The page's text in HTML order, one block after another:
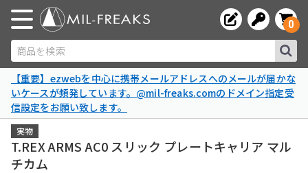
商品を検索
0
【重要】ezwebを中心に携帯メールアドレスへのメールが届かな
いケースが頻発しています。@mil-freaks.comのドメイン指定受
信設定をお願い致します。
実物
T.REX ARMS AC0 スリック プレートキャリア マル
チカム